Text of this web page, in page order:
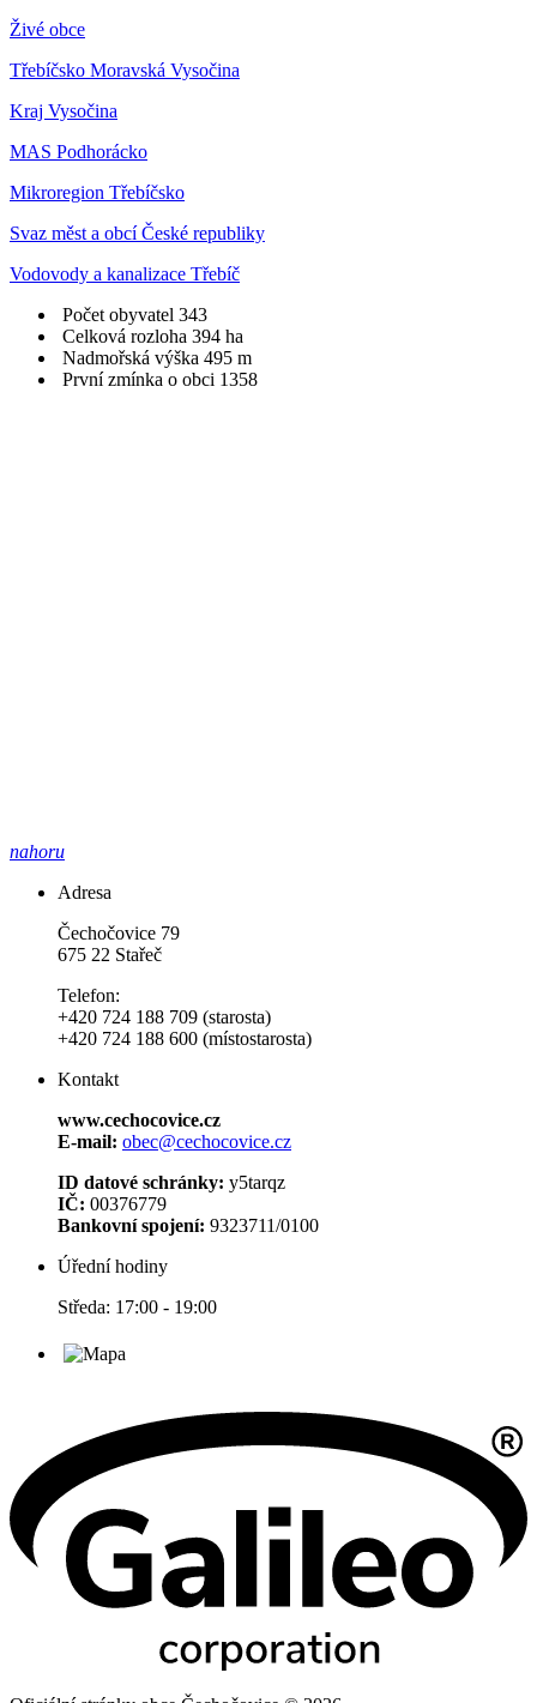
Živé obce
Třebíčsko Moravská Vysočina
Kraj Vysočina
MAS Podhorácko
Mikroregion Třebíčsko
Svaz měst a obcí České republiky
Vodovody a kanalizace Třebíč
Počet obyvatel 343
Celková rozloha 394 ha
Nadmořská výška 495 m
První zmínka o obci 1358
nahoru
Adresa
Čechočovice 79
675 22 Stařeč
Telefon:
+420 724 188 709 (starosta)
+420 724 188 600 (místostarosta)
Kontakt
www.cechocovice.cz
E-mail: obec@cechocovice.cz
ID datové schránky: y5tarqz
IČ: 00376779
Bankovní spojení: 9323711/0100
Úřední hodiny
Středa: 17:00 - 19:00